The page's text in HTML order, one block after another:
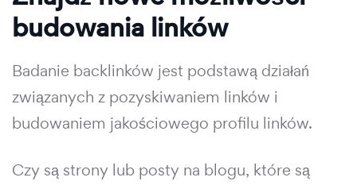
budowania linków
Badanie backlinków jest podstawą działań
związanych z pozyskiwaniem linków i
budowaniem jakościowego profilu linków.
Czy są strony lub posty na blogu, które są